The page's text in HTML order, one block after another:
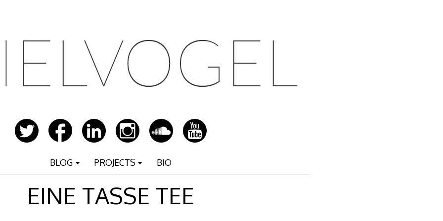
BLOG PROJECTS BIO
EINE TASSE TEE